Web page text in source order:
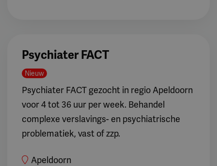
Psychiater FACT
Nieuw
Psychiater FACT gezocht in regio Apeldoorn
voor 4 tot 36 uur per week. Behandel
complexe verslavings- en psychiatrische
problematiek, vast of zzp.
Apeldoorn